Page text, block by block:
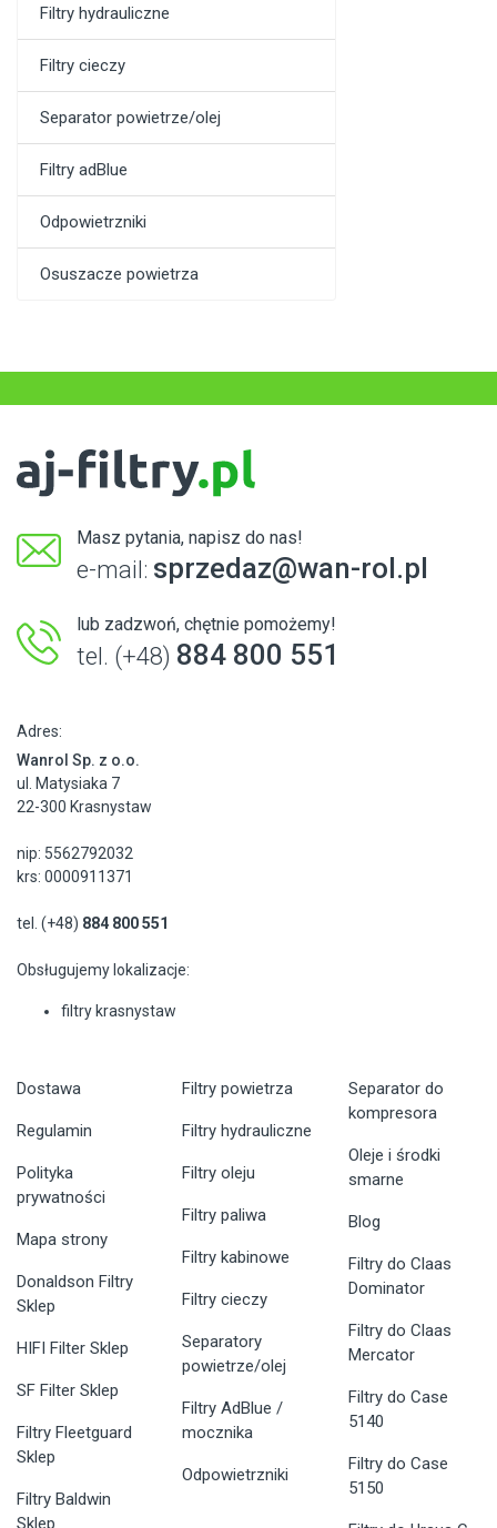
Filtry hydrauliczne
Filtry cieczy
Separator powietrze/olej
Filtry adBlue
Odpowietrzniki
Osuszacze powietrza
Masz pytania, napisz do nas!
e-mail: sprzedaz@wan-rol.pl
lub zadzwoń, chętnie pomożemy!
tel. (+48) 884 800 551
Adres:
Wanrol Sp. z o.o.
ul. Matysiaka 7
22-300 Krasnystaw
nip: 5562792032
krs: 0000911371
tel. (+48) 884 800 551
Obsługujemy lokalizacje:
filtry krasnystaw
Dostawa
Regulamin
Polityka
prywatności
Mapa strony
Donaldson Filtry
Sklep
HIFI Filter Sklep
SF Filter Sklep
Filtry Fleetguard
Sklep
Filtry Baldwin
Sklep
Filtry powietrza
Filtry hydrauliczne
Filtry oleju
Filtry paliwa
Filtry kabinowe
Filtry cieczy
Separatory
powietrze/olej
Filtry AdBlue /
mocznika
Odpowietrzniki
Separator do
kompresora
Oleje i środki
smarne
Blog
Filtry do Claas
Dominator
Filtry do Claas
Mercator
Filtry do Case
5140
Filtry do Case
5150